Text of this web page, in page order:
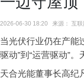
2026-06-30 18:20 来源： 互联
当光伏行业仍在产能
驱动”到“运营驱动”
天合光能董事长高纪